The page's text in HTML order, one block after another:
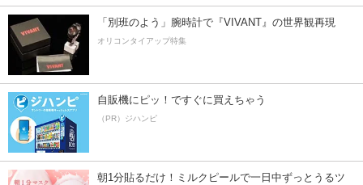
「別班のよう」腕時計で『VIVANT』の世界観再現
オリコンタイアップ特集
自販機にピッ！ですぐに買えちゃう
（PR）ジハンピ
朝1分貼るだけ！ミルクピールで一日中ずっとうるツ